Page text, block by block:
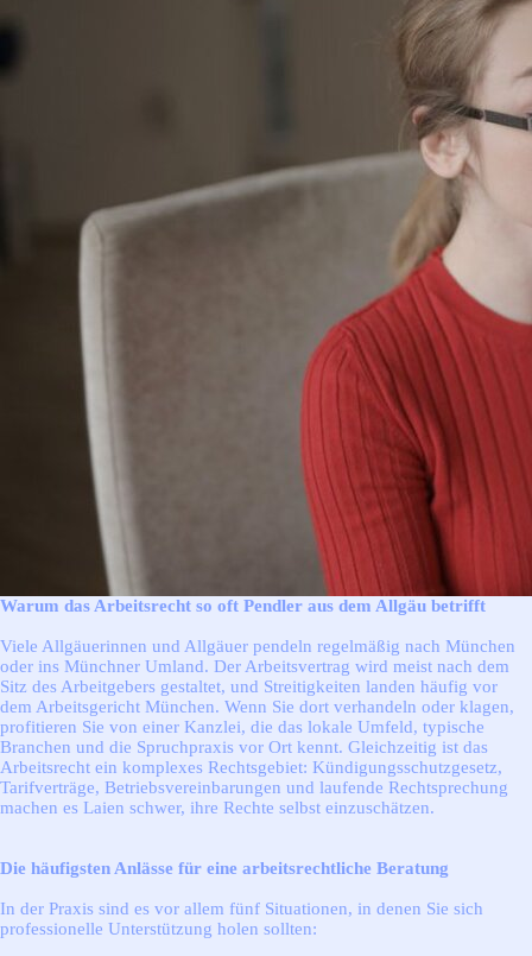
Warum das Arbeitsrecht so oft Pendler aus dem Allgäu betrifft
Viele Allgäuerinnen und Allgäuer pendeln regelmäßig nach München
oder ins Münchner Umland. Der Arbeitsvertrag wird meist nach dem
Sitz des Arbeitgebers gestaltet, und Streitigkeiten landen häufig vor
dem Arbeitsgericht München. Wenn Sie dort verhandeln oder klagen,
profitieren Sie von einer Kanzlei, die das lokale Umfeld, typische
Branchen und die Spruchpraxis vor Ort kennt. Gleichzeitig ist das
Arbeitsrecht ein komplexes Rechtsgebiet: Kündigungsschutzgesetz,
Tarifverträge, Betriebsvereinbarungen und laufende Rechtsprechung
machen es Laien schwer, ihre Rechte selbst einzuschätzen.
Die häufigsten Anlässe für eine arbeitsrechtliche Beratung
In der Praxis sind es vor allem fünf Situationen, in denen Sie sich
professionelle Unterstützung holen sollten: